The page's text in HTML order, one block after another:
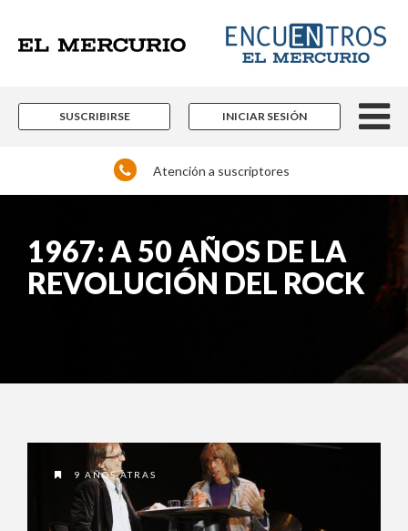
SUSCRIBIRSE INICIAR SESIÓN
Atención a suscriptores
1967: A 50 AÑOS DE LA
REVOLUCIÓN DEL ROCK
9 AÑOS ATRAS